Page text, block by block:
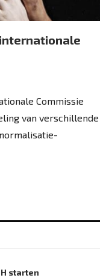
Commissie
van verschillende
starten